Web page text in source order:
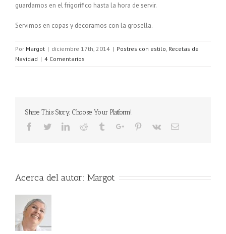
guardamos en el frigorífico hasta la hora de servir.
Servimos en copas y decoramos con la grosella.
Por Margot | diciembre 17th, 2014 | Postres con estilo Recetas de
Navidad | 4 Comentarios
Share This Story, Choose Your Platform!
Acerca del autor: Margot